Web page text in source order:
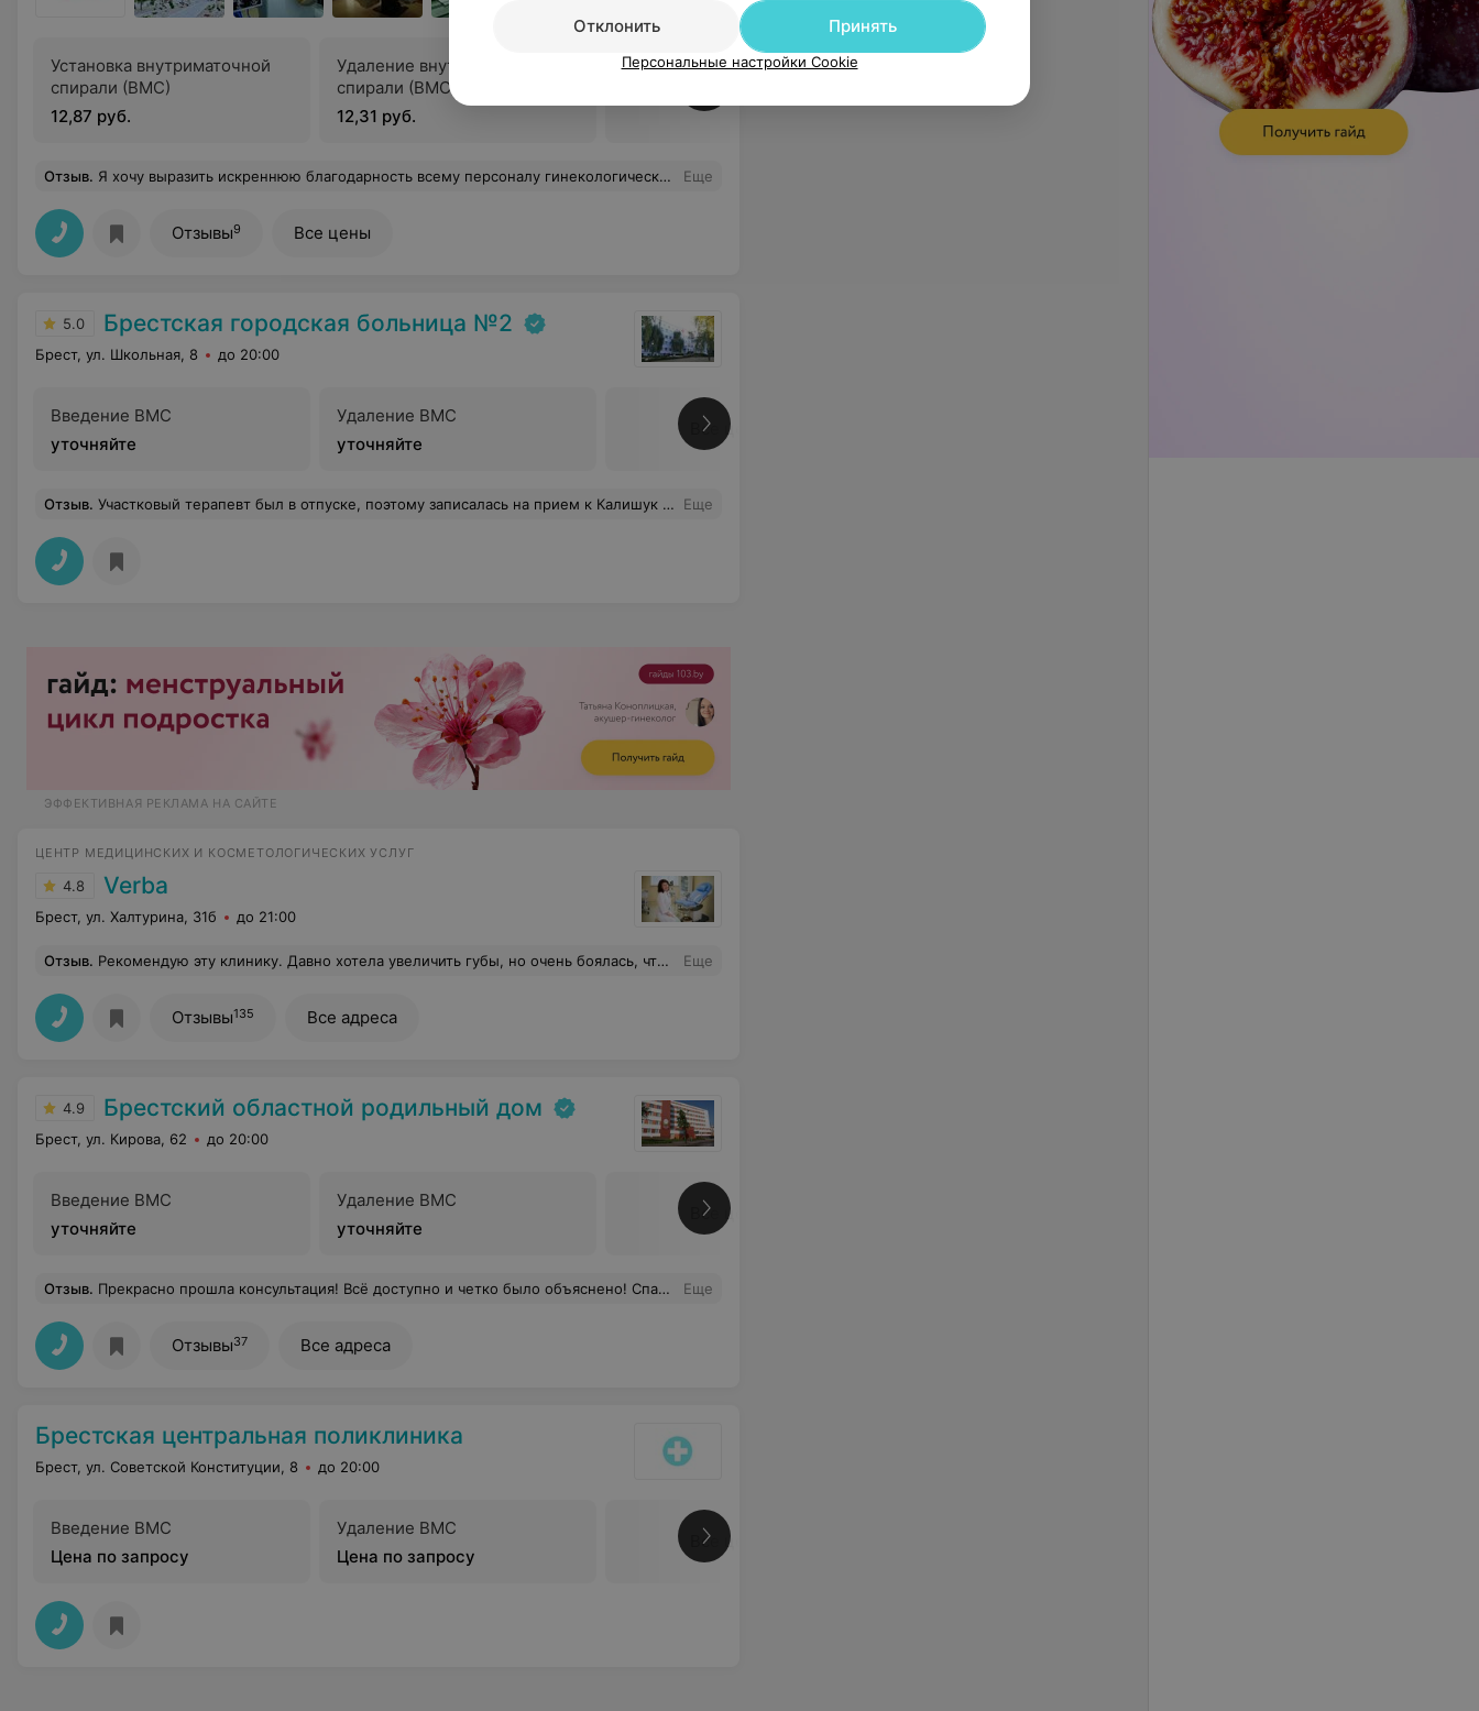
Установка внутриматочной
спирали (ВМС)
12,87 руб.
Удаление внутриматочной
спирали (ВМС)
12,31 руб.
Отзыв. Я хочу выразить искреннюю благодарность всему персоналу гинекологического отделения УЗ "Брестская городская больница №1" за высокий профессионализм, чуткость и внимательное отношение. Огромное спасибо моему лечащему врачу — Анатолию Михайловичу за проведённую операцию, за внимательность и профессионализм, а также старшей медицинской сестре Валентине Владимировне за внимательность, доброту и отзывчивость. Весь коллектив отделения работает слаженно, как единый механизм. Спасибо всему коллективу отделения: процедурным и постовым медсёстрам за круглосуточную заботу, санитаркам за чистоту, а заведующей отделением Ирине Васильевне — за создание такой отличной команды. Желаю вам крепкого здоровья и благодарных пациентов! Еще
Отзывы9 Все цены
5.0 Брестская городская больница №2
Брест, ул. Школьная, 8 до 20:00
Введение ВМС
уточняйте
Удаление ВМС
уточняйте
Все цены
Отзыв. Участковый терапевт был в отпуске, поэтому записалась на прием к Калишук Анне Петровне. Анна Петровна компетентно и эффективно помогла в решении моего вопроса. Очень отзывчивый доктор. Спасибо, Анна Петровна за Ваше внимание и профессионализм. Еще
ЭФФЕКТИВНАЯ РЕКЛАМА НА САЙТЕ
ЦЕНТР МЕДИЦИНСКИХ И КОСМЕТОЛОГИЧЕСКИХ УСЛУГ
4.8 Verba
Брест, ул. Халтурина, 31б до 21:00
Отзыв. Рекомендую эту клинику. Давно хотела увеличить губы, но очень боялась, что будет больно и результат огорчит. Но все-таки решилась... Кололи принцесс волюм, как порекомендовал врач (кстати очень милая и добрая женщина). Я осталась безумно довольна! Отека практически не было. Форма губ получилась просто идеальная, как я и хотела! Большое спасибо вашей клинике за качественную работу, теперь буду ходить только к вам)) Еще
Отзывы135 Все адреса
4.9 Брестский областной родильный дом
Брест, ул. Кирова, 62 до 20:00
Введение ВМС
уточняйте
Удаление ВМС
уточняйте
Все цены
Отзыв. Прекрасно прошла консультация! Всё доступно и четко было объяснено! Спасибо большое за профессионализм и доступность) Еще
Отзывы37 Все адреса
Брестская центральная поликлиника
Брест, ул. Советской Конституции, 8 до 20:00
Введение ВМС
Цена по запросу
Удаление ВМС
Цена по запросу
Все цены
Отклонить
Принять
Персональные настройки Cookie